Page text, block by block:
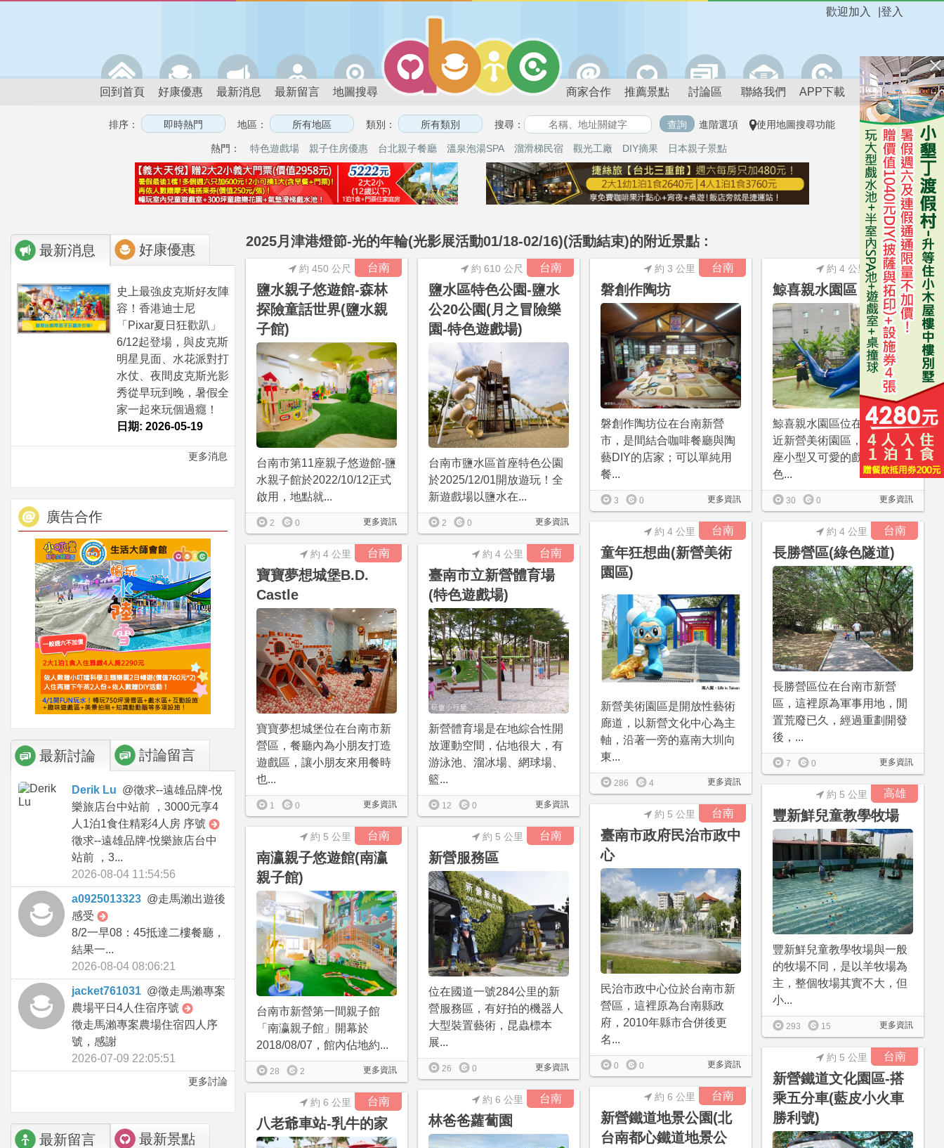
登入
歡迎加入
回到首頁 好康優惠 最新消息 最新留言 地圖搜尋 商家合作 推薦景點 討論區 聯絡我們 APP下載
排序： 地區： 類別： 搜尋： 進階選項 使用地圖搜尋功能
熱門： 特色遊戲場 親子住房優惠 台北親子餐廳 溫泉泡湯SPA 溜滑梯民宿 觀光工廠 DIY摘果 日本親子景點
最新消息 好康優惠
史上最強皮克斯好友陣
容！香港迪士尼
「Pixar夏日狂歡趴」
6/12起登場，與皮克斯
明星見面、水花派對打
水仗、夜間皮克斯光影
秀從早玩到晚，暑假全
家一起來玩個過癮！
日期: 2026-05-19
更多消息
廣告合作
最新討論 討論留言
Derik Lu @徵求--遠雄品牌-悅
樂旅店台中站前 ，3000元享4
人1泊1食住精彩4人房 序號
徵求--遠雄品牌-悅樂旅店台中
站前 ，3...
2026-08-04 11:54:56
a0925013323 @走馬瀨出遊後
感受
8/2一早08：45抵達二樓餐廳，
結果一...
2026-08-04 08:06:21
jacket761031 @徵走馬瀨專案
農場平日4人住宿序號
徵走馬瀨專案農場住宿四人序
號，感謝
2026-07-09 22:05:51
更多討論
最新留言 最新景點
2025月津港燈節-光的年輪(光影展活動01/18-02/16)(活動結束)的附近景點 : 進階搜尋
台南
約 450 公尺
鹽水親子悠遊館-森林
探險童話世界(鹽水親
子館)
台南市第11座親子悠遊館-鹽
水親子館於2022/10/12正式
啟用，地點就...
更多資訊
2 0
台南
約 610 公尺
鹽水區特色公園-鹽水
公20公園(月之冒險樂
園-特色遊戲場)
台南市鹽水區首座特色公園
於2025/12/01開放遊玩！全
新遊戲場以鹽水在...
更多資訊
2 0
台南
約 3 公里
磐創作陶坊
磐創作陶坊位在台南新營
市，是間結合咖啡餐廳與陶
藝DIY的店家；可以單純用
餐...
更多資訊
3 0
台南
約 4 公里
鯨喜親水園區
鯨喜親水園區位在新營，鄰
近新營美術園區，這裡有一
座小型又可愛的戲水池，藍
色...
更多資訊
30 0
台南
約 4 公里
童年狂想曲(新營美術
園區)
新營美術園區是開放性藝術
廊道，以新營文化中心為主
軸，沿著一旁的嘉南大圳向
東...
更多資訊
286 4
台南
約 4 公里
長勝營區(綠色隧道)
長勝營區位在台南市新營
區，這裡原為軍事用地，閒
置荒廢已久，經過重劃開發
後，...
更多資訊
7 0
台南
約 4 公里
寶寶夢想城堡B.D.
Castle
寶寶夢想城堡位在台南市新
營區，餐廳內為小朋友打造
遊戲區，讓小朋友來用餐時
也...
更多資訊
1 0
台南
約 4 公里
臺南市立新營體育場
(特色遊戲場)
新營體育場是在地綜合性開
放運動空間，佔地很大，有
游泳池、溜冰場、網球場、
籃...
更多資訊
12 0
高雄
約 5 公里
豐新鮮兒童教學牧場
豐新鮮兒童教學牧場與一般
的牧場不同，是以羊牧場為
主，整個牧場其實不大，但
小...
更多資訊
293 15
台南
約 5 公里
臺南市政府民治市政中
心
民治市政中心位於台南市新
營區，這裡原為台南縣政
府，2010年縣市合併後更
名...
更多資訊
0 0
台南
約 5 公里
南瀛親子悠遊館(南瀛
親子館)
台南市新營第一間親子館
「南瀛親子館」開幕於
2018/08/07，館內佔地約...
更多資訊
28 2
台南
約 5 公里
新營服務區
位在國道一號284公里的新
營服務區，有好拍的機器人
大型裝置藝術，昆蟲標本
展...
更多資訊
26 0
台南
約 5 公里
新營鐵道文化園區-搭
乘五分車(藍皮小火車
勝利號)
台南
約 6 公里
新營鐵道地景公園(北
台南都心鐵道地景公
台南
約 6 公里
林爸爸蘿蔔園
台南
約 6 公里
八老爺車站-乳牛的家